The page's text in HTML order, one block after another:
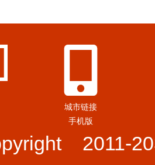
城市链接
手机版
2011-